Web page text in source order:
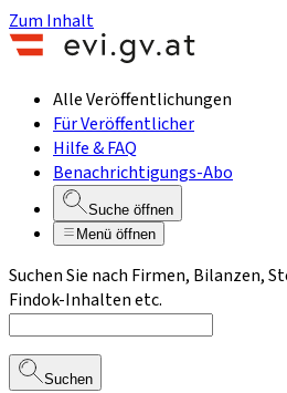
Zum Inhalt
Alle Veröffentlichungen
Für Veröffentlicher
Hilfe & FAQ
Benachrichtigungs-Abo
Suche öffnen
Menü öffnen
Suchen Sie nach Firmen, Bilanzen,
Findok-Inhalten etc.
Suchen